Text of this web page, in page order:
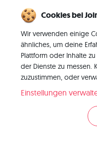
Blog
Kontakt
Cookies bei
Wir verwenden einige
ähnliches, um deine
Plattform oder Inhalte
der Dienste zu messen.
zuzustimmen, oder
Einstellungen